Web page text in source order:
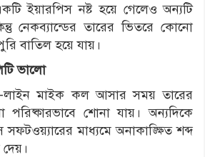
ইয়ারপিস নষ্ট হয়ে গেলেও অন্যটি
নেকব্যান্ডের তারের ভিতরে কোনো
বাতিল হয়ে যায়।
ভালো
লাইন মাইক কল আসার সময় তারের
শোনা যায়। অন্যদিকে
সফটওয়্যারের মাধ্যমে অনাকাঙ্ক্ষিত শব্দ